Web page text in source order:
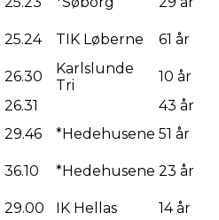
25.24 TIK Løberne 61 år
26.30
Karlslunde
Tri
10 år
26.31
43 år
29.46 *Hedehusene 51 år
36.10 *Hedehusene 23 år
29.00 IK Hellas 14 år